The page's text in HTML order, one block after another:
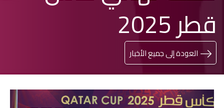
قطر 2025
العودة إلى جميع الأخبار